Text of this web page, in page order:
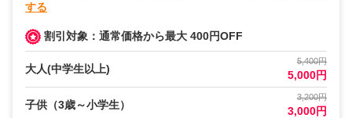
する
割引対象：通常価格から最大 400円OFF
大人(中学生以上)
5,400円
5,000円
子供（3歳～小学生）
3,200円
3,000円